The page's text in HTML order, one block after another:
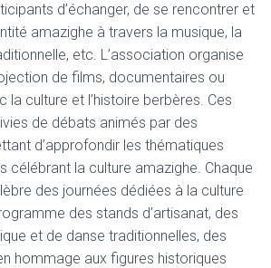
d’échanger, de se rencontrer et
amazighe à travers la musique, la
etc. L’association organise
de films, documentaires ou
la culture et l’histoire berbères. Ces
de débats animés par des
d’approfondir les thématiques
célébrant la culture amazighe. Chaque
des journées dédiées à la culture
des stands d’artisanat, des
et de danse traditionnelles, des
hommage aux figures historiques